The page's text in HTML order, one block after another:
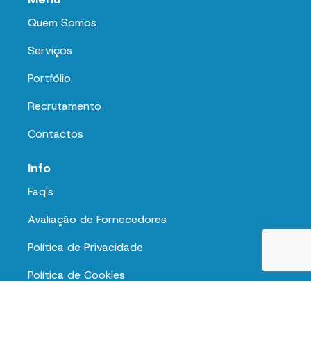
Quem Somos
Serviços
Portfólio
Recrutamento
Contactos
Info
Faq's
Avaliação de Fornecedores
Política de Privacidade
Política de Cookies